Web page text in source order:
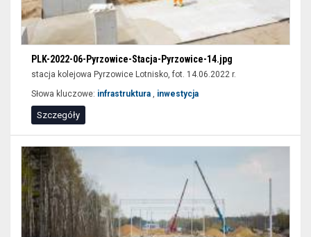
PLK-2022-06-Pyrzowice-Stacja-Pyrzowice-14.jpg
stacja kolejowa Pyrzowice Lotnisko, fot. 14.06.2022 r.
Słowa kluczowe: infrastruktura , inwestycja
Szczegóły